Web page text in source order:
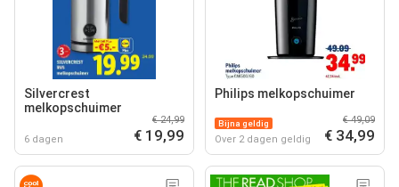
Silvercrest
melkopschuimer
6 dagen
€ 24,99
€ 19,99
Philips melkopschuimer
Bijna geldig
Over 2 dagen geldig
€ 49,09
€ 34,99